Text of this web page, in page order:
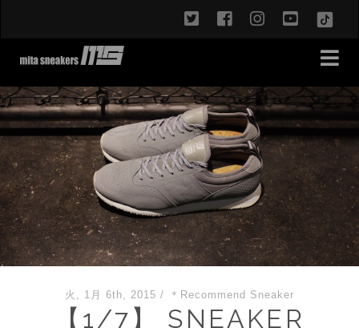
twitterfacebookinstagram
火, 1月 6th, 2015 / ＊Recommend Sneaker
【1/7】 SNEAKER